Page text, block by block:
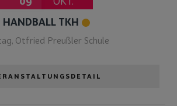
HANDBALL TKH
, Otfried Preußler Schule